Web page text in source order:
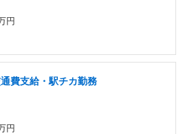
円
費支給・駅チカ勤務
円